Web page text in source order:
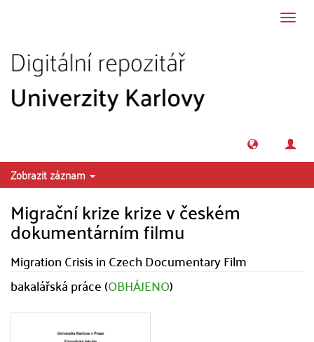
Zobrazit záznam
Migrační krize krize v českém
dokumentárním filmu
Migration Crisis in Czech Documentary Film
bakalářská práce (OBHÁJENO)